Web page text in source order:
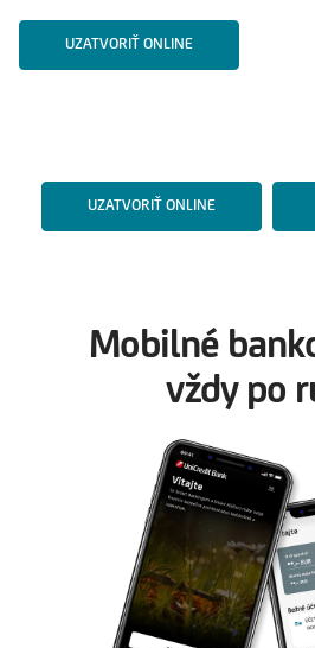
UZATVORIŤ ONLINE
UZATVORIŤ ONLINE
Mobilné
vždy po